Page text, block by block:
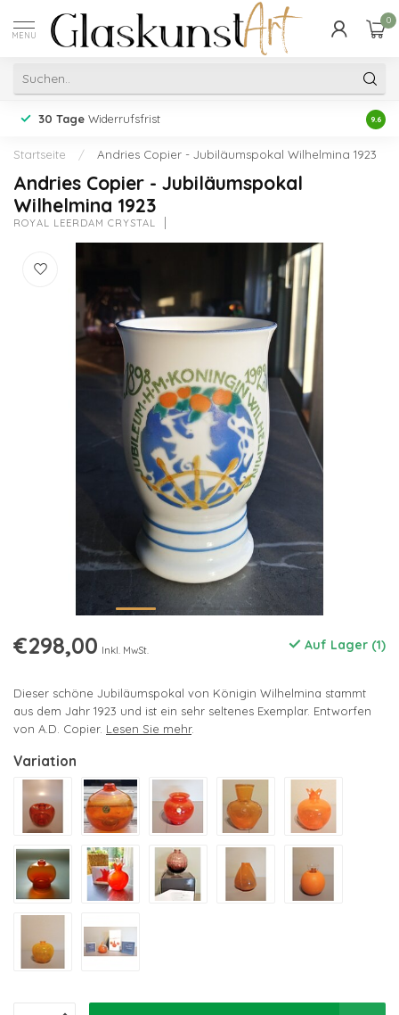
MENU
0
30 Tage Widerrufsfrist 9.6
Startseite / Andries Copier - Jubiläumspokal Wilhelmina 1923
Andries Copier - Jubiläumspokal
Wilhelmina 1923
ROYAL LEERDAM CRYSTAL
€298,00 Inkl. MwSt. Auf Lager (1)
Dieser schöne Jubiläumspokal von Königin Wilhelmina stammt
aus dem Jahr 1923 und ist ein sehr seltenes Exemplar. Entworfen
von A.D. Copier. Lesen Sie mehr.
Variation